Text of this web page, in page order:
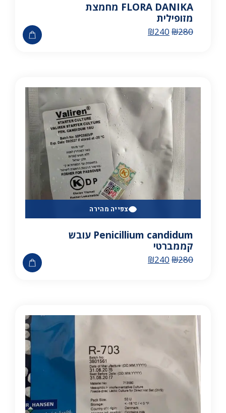
FLORA DANIKA מחמצת
מזופילית
₪280
₪240
צפייה מהירה
Penicillium candidum עובש
קממברטי
₪280
₪240